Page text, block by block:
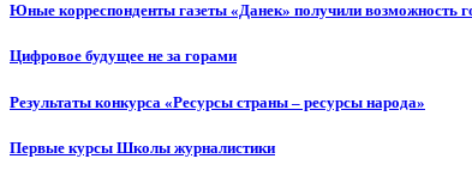
Юные корреспонденты газеты «Данек» получили возможность
Цифровое будущее не за горами
Результаты конкурса «Ресурсы страны – ресурсы народа»
Первые курсы Школы журналистики